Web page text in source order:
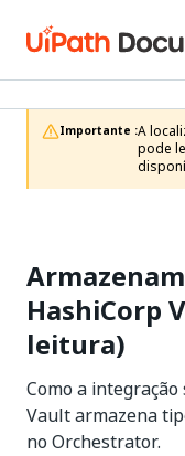
Importante :A
pode
HashiCorp
leitura)
Como a
Vault armazena
no Orchestrator.